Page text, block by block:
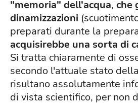
"memoria" dell'acqua, che
dinamizzazioni
preparati durante la
acquisirebbe una sorta di
Si tratta chiaramente di
secondo l'attuale stato
risultano assolutamente
di vista scientifico, per non